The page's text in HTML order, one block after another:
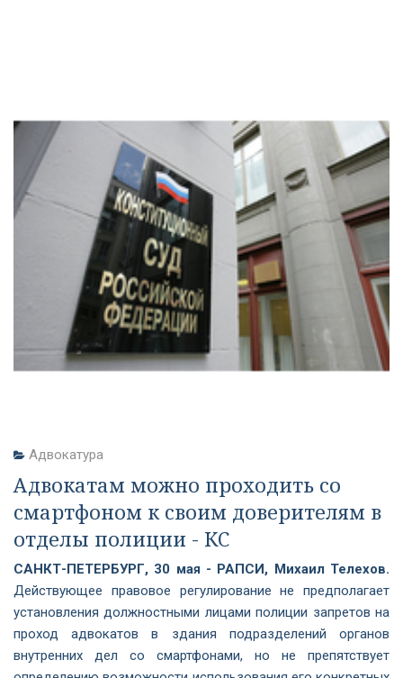
Адвокатура
Адвокатам можно проходить со
смартфоном к своим доверителям в
отделы полиции - КС
САНКТ-ПЕТЕРБУРГ, 30 мая - РАПСИ, Михаил Телехов.
Действующее правовое регулирование не предполагает
установления должностными лицами полиции запретов на
проход адвокатов в здания подразделений органов
внутренних дел со смартфонами, но не препятствует